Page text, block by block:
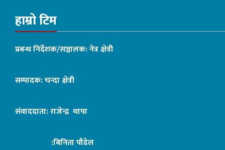
हाम्रो टिम
प्रबन्ध निर्देशक/सञ्चालक: नेत्र क्षेत्री
सम्पादक: चन्दा क्षेत्री
संवाददाता: राजेन्द्र थापा
:बिनिता पौडेल